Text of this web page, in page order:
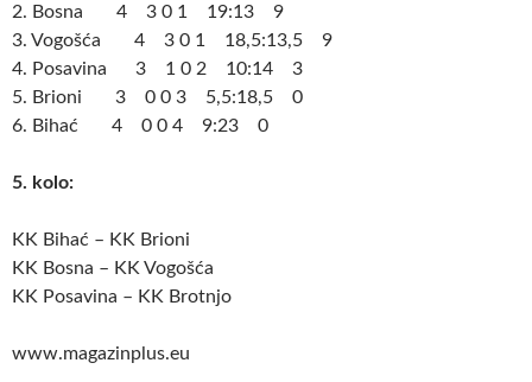
2. Bosna 4 3 0 1 19:13 9
3. Vogošća 4 3 0 1 18,5:13,5 9
4. Posavina 3 1 0 2 10:14 3
5. Brioni 3 0 0 3 5,5:18,5 0
6. Bihać 4 0 0 4 9:23 0
5. kolo:
KK Bihać – KK Brioni
KK Bosna – KK Vogošća
KK Posavina – KK Brotnjo
www.magazinplus.eu